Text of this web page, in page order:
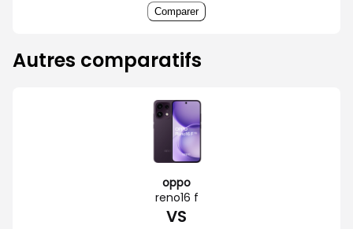
Comparer
Autres comparatifs
oppo
reno16 f
VS